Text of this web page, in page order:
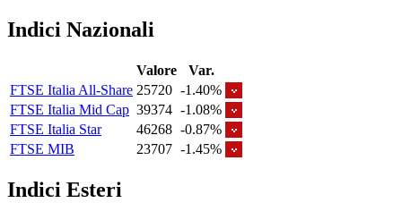
Indici Nazionali
Valore
Var.
FTSE Italia All-Share 25720 -1.40%
FTSE Italia Mid Cap 39374 -1.08%
FTSE Italia Star
46268 -0.87%
FTSE MIB
23707 -1.45%
Indici Esteri